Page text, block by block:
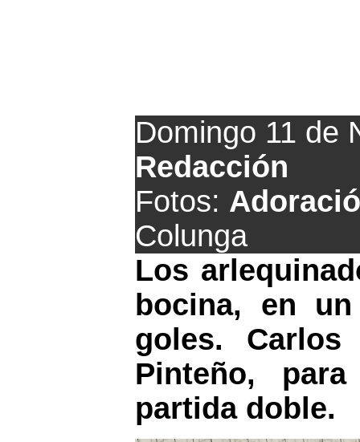
Domingo 11 de
Redacción
Fotos:
Colunga
Los
bocina, en
goles.
Pinteño,
partida doble.